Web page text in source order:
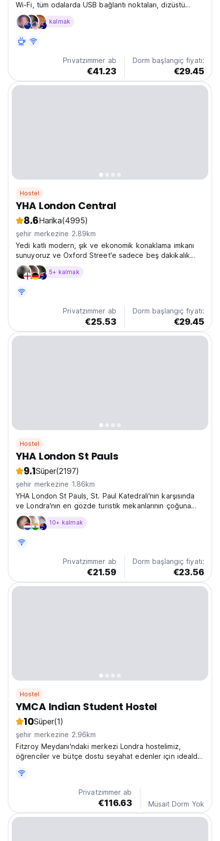
Wi-Fi, tüm odalarda USB bağlantı noktaları, dizüstü
bilgisayar korumalı kişisel dolaplar, gün boyu çay ve
kahve, barbekü ve bahçe erişimi, bagaj muhafazası
kalmak
Privatzimmer ab
€41.23
Dorm başlangıç fiyatı:
€29.45
Hostel
YHA London Central
8.6Harika(4995)
şehir merkezine 2.89km
Yedi katlı modern, şık ve ekonomik konaklama imkanı
sunuyoruz ve Oxford Street'e sadece beş dakikalık
yürüme mesafesinde yer alıyoruz.
5+ kalmak
Privatzimmer ab
€25.53
Dorm başlangıç fiyatı:
€29.45
Hostel
YHA London St Pauls
9.1Süper(2197)
şehir merkezine 1.86km
YHA London St Pauls, St. Paul Katedrali'nin karşısında
ve Londra'nın en gözde turistik mekanlarının çoğuna
yakın konumuyla benzersiz bir deneyim sunuyor. Ayrıca
ücretsiz yürüyüş turları, pub gezileri, West End
10+ kalmak
Privatzimmer ab
€21.59
Dorm başlangıç fiyatı:
€23.56
Hostel
YMCA Indian Student Hostel
10Süper(1)
şehir merkezine 2.96km
Fitzroy Meydanı'ndaki merkezi Londra hostelimiz,
öğrenciler ve bütçe dostu seyahat edenler için idealdir.
turistik yerleri keşfedin. (Auto-translated from original
Privatzimmer ab
€116.63 Müsait Dorm Yok